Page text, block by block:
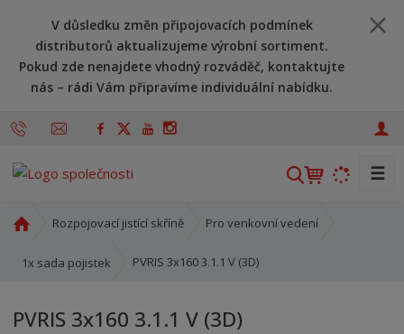
V důsledku změn připojovacích podmínek
distributorů aktualizujeme výrobní sortiment.
Pokud zde nenajdete vhodný rozváděč, kontaktujte
nás – rádi Vám připravíme individuální nabídku.
V
h
☰
o
í
Rozpojovací jistící skříně Pro venkovní vedení
1x sada pojistek PVRIS 3x160 3.1.1 V (3D)
PVRIS 3x160 3.1.1 V (3D)